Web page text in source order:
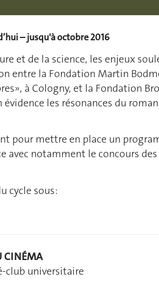
– jusqu'à octobre 2016
et de la science, les enjeux
entre la Fondation Martin
à Cologny, et la Fondation
les résonances du
pour mettre en place un
avec notamment le concours
cycle sous:
CINÉMA
club universitaire